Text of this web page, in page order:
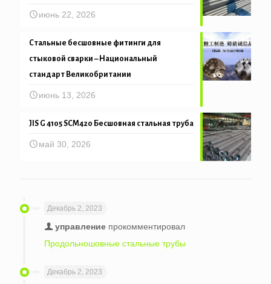
июнь 22, 2026
Стальные бесшовные фитинги для
стыковой сварки – Национальный
стандарт Великобритании
июнь 13, 2026
JIS G 4105 SCM420 Бесшовная стальная труба
май 30, 2026
Декабрь 2, 2023
управление прокомментировал
Продольношовные стальные трубы
Декабрь 2, 2023